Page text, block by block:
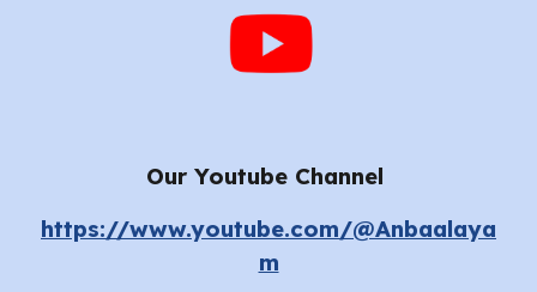
Our Youtube Channel
https://www.youtube.com/@Anbaalaya
m